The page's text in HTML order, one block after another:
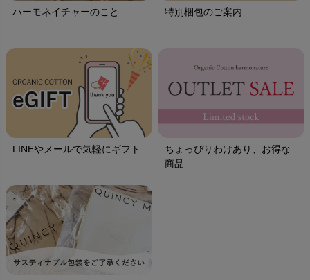
ハーモネイチャーのこと 特別梱包のご案内
LINEやメールで気軽にギフト
ちょっぴりわけあり、お得な
商品